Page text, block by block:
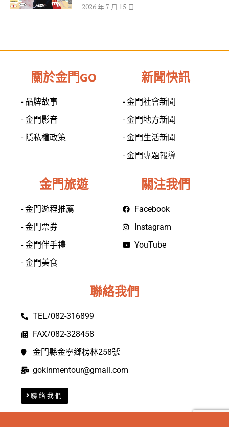
2026 年 7 月 15 日
關於金門GO
- 品牌故事
- 金門影音
- 隱私權政策
新聞快訊
- 金門社會新聞
- 金門地方新聞
- 金門生活新聞
- 金門專題報導
金門旅遊
- 金門遊程推薦
- 金門票券
- 金門伴手禮
- 金門美食
關注我們
Facebook
Instagram
YouTube
聯絡我們
TEL/082-316899
FAX/082-328458
金門縣金寧鄉榜林258號
gokinmentour@gmail.com
聯絡我們